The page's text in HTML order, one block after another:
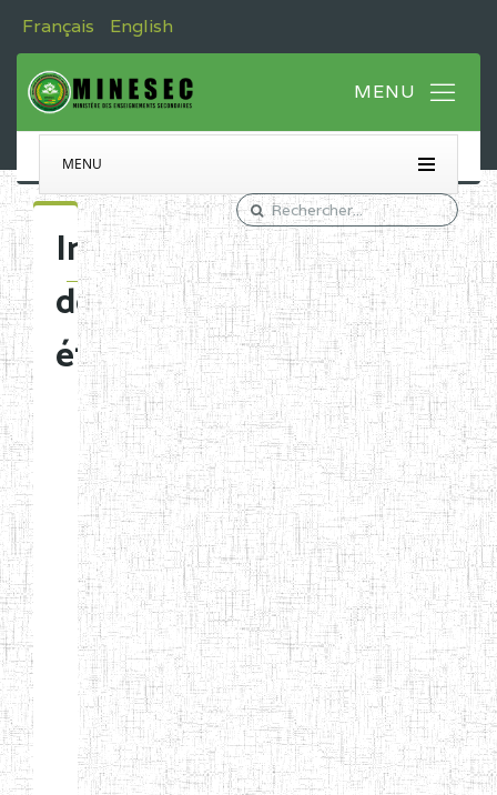
Français English
MENU
Immatriculation
des
établissements
Etablissements
d'enseignement
normal
ENI